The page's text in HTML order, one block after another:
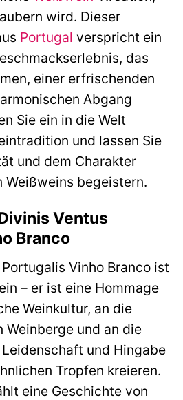
wird. Dieser
Portugal verspricht ein
das
einer erfrischenden
Abgang
Sie ein in die Welt
und lassen Sie
und dem Charakter
Weißweins begeistern.
Ventus
Branco
Vinho Branco ist
– er ist eine Hommage
Weinkultur, an die
Weinberge und an die
und Hingabe
Tropfen kreieren.
eine Geschichte von